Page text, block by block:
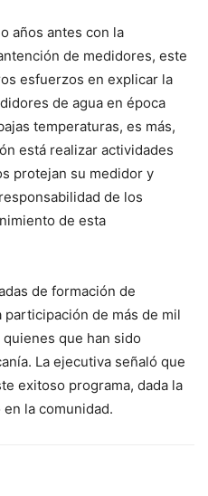
años antes con la
de medidores, este
esfuerzos en explicar la
de agua en época
temperaturas, es más,
está realizar actividades
protejan su medidor y
de los
de esta
de formación de
de más de mil
que han sido
La ejecutiva señaló que
exitoso programa, dada la
la comunidad.